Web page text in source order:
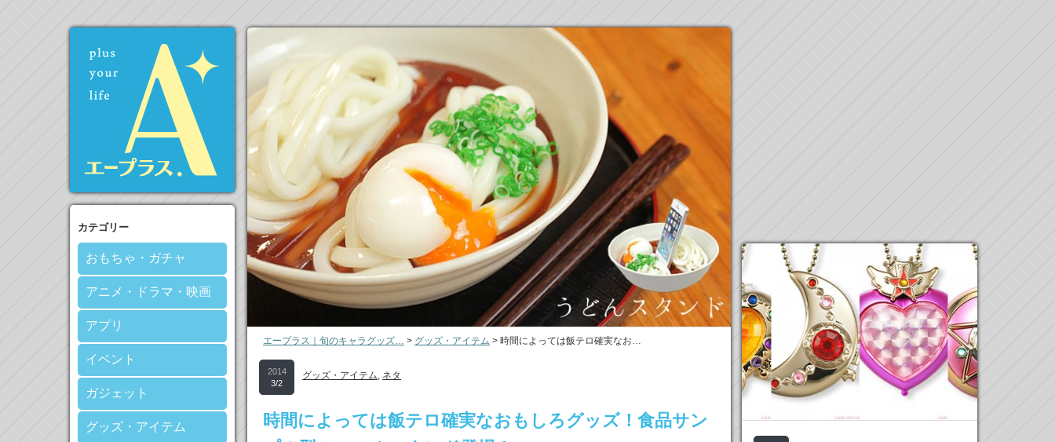
カテゴリー
おもちゃ・ガチャ
アニメ・ドラマ・映画
アプリ
イベント
ガジェット
グッズ・アイテム
エープラス｜旬のキャラグッズ… > グッズ・アイテム > 時間によっては飯テロ確実なお…
2014
3/2
グッズ・アイテム, ネタ
時間によっては飯テロ確実なおもしろグッズ！食品サン